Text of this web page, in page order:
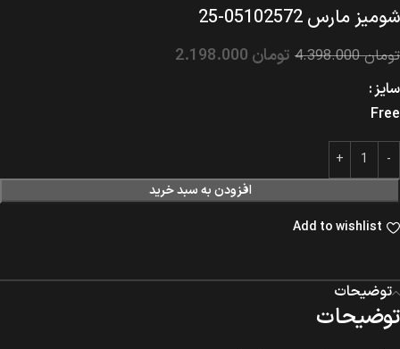
شومیز مارس 05102572-25
تومان4.398.000 تومان
سایز
Free
افزودن به سبد خرید
Add to wishlist
توضیحات
توضیحات